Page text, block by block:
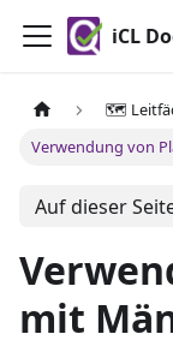
iCL
🗺️
Verwendung von
Auf dieser
mit